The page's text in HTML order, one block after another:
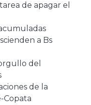
de apagar el
a Bs
del
de la
Copata